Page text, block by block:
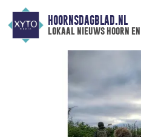
HOORNSDAGBLAD.NL
lokaal nieuws hoorn